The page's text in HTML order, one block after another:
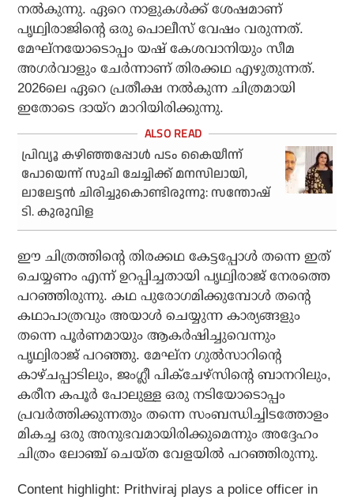
നല്‍കുന്നു. ഏറെ നാളുകള്‍ക്ക് ശേഷമാണ്
പൃഥ്വിരാജിന്റെ ഒരു പൊലീസ് വേഷം വരുന്നത്.
മേഘ്നയോടൊപ്പം യഷ് കേശവാനിയും സീമ
അഗര്‍വാളും ചേര്‍ന്നാണ് തിരക്കഥ എഴുതുന്നത്.
2026ലെ ഏറെ പ്രതീക്ഷ നല്‍കുന്ന ചിത്രമായി
ഇതോടെ ദായ്‌റ മാറിയിരിക്കുന്നു.
പ്രിവ്യൂ കഴിഞ്ഞപ്പോള്‍ പടം കൈയീന്ന്
പോയെന്ന് സുചി ചേച്ചിക്ക് മനസിലായി,
ലാലേട്ടന്‍ ചിരിച്ചുകൊണ്ടിരുന്നു: സന്തോഷ്
ടി. കുരുവിള
ഈ ചിത്രത്തിന്റെ തിരക്കഥ കേട്ടപ്പോള്‍ തന്നെ ഇത്
ചെയ്യണം എന്ന് ഉറപ്പിച്ചതായി പൃഥ്വിരാജ് നേരത്തെ
പറഞ്ഞിരുന്നു. കഥ പുരോഗമിക്കുമ്പോള്‍ തന്റെ
കഥാപാത്രവും അയാള്‍ ചെയ്യുന്ന കാര്യങ്ങളും
തന്നെ പൂര്‍ണമായും ആകര്‍ഷിച്ചുവെന്നും
പൃഥ്വിരാജ് പറഞ്ഞു. മേഘ്‌ന ഗുല്‍സാറിന്റെ
കാഴ്ചപ്പാടിലും, ജംഗ്ലീ പിക്‌ചേഴ്‌സിന്റെ ബാനറിലും,
കരീന കപൂര്‍ പോലുള്ള ഒരു നടിയോടൊപ്പം
പ്രവര്‍ത്തിക്കുന്നതും തന്നെ സംബന്ധിച്ചിടത്തോളം
മികച്ച ഒരു അനുഭവമായിരിക്കുമെന്നും അദ്ദേഹം
ചിത്രം ലോഞ്ച് ചെയ്ത വേളയില്‍ പറഞ്ഞിരുന്നു.
Content highlight: Prithviraj plays a police officer in